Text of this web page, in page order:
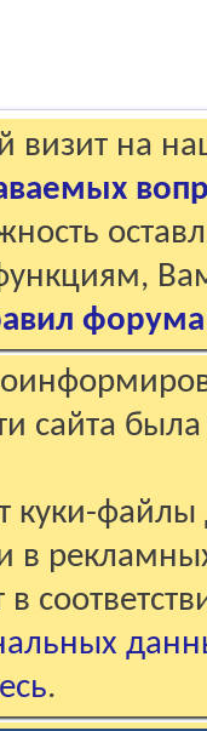
визит на
форума
сайта
куки-файлы
в
в
.